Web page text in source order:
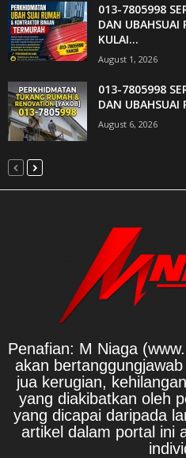
013-7805998
DAN UBAHSUAI
KULAI...
August 1, 2026
013-7805998
DAN UBAHSUAI
August 6, 2026
Penafian: M Niaga
akan
jua kerugian,
yang diakibatkan oleh
yang dicapai daripada
artikel dalam portal ini